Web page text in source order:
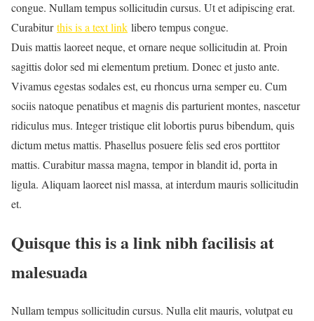
congue. Nullam tempus sollicitudin cursus. Ut et adipiscing erat.
Curabiturthis is a text link libero tempus congue.
Duis mattis laoreet neque, et ornare neque sollicitudin at. Proin
sagittis dolor sed mi elementum pretium. Donec et justo ante.
Vivamus egestas sodales est, eu rhoncus urna semper eu. Cum
sociis natoque penatibus et magnis dis parturient montes, nascetur
ridiculus mus. Integer tristique elit lobortis purus bibendum, quis
dictum metus mattis. Phasellus posuere felis sed eros porttitor
mattis. Curabitur massa magna, tempor in blandit id, porta in
ligula. Aliquam laoreet nisl massa, at interdum mauris sollicitudin
et.
Quisque this is a link nibh facilisis at
malesuada
Nullam tempus sollicitudin cursus. Nulla elit mauris, volutpat eu